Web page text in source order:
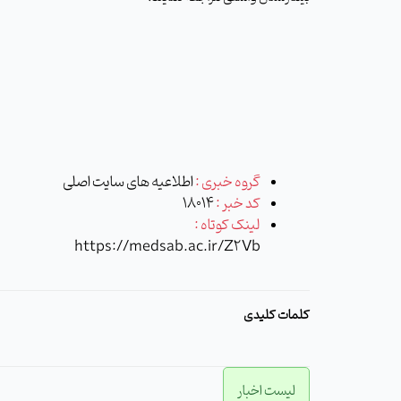
گروه خبری :اطلاعیه های سایت اصلی
کد خبر :18014
لینک کوتاه :
https://medsab.ac.ir/Z2Vb
کلمات کلیدی
لیست اخبار